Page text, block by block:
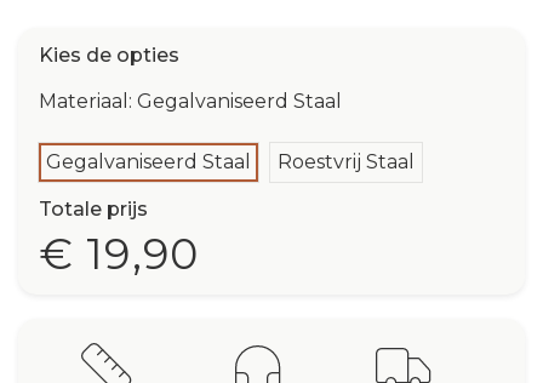
Kies de opties
Materiaal: Gegalvaniseerd Staal
Gegalvaniseerd Staal Roestvrij Staal
Totale prijs
€ 19,90